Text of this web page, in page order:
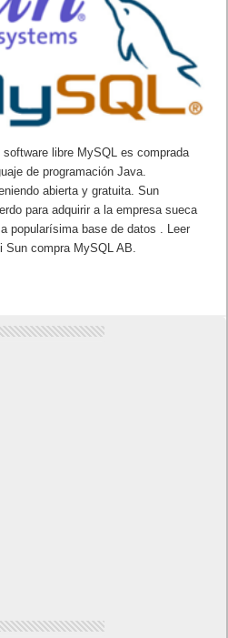
libre MySQL es comprada
de programación Java.
abierta y gratuita. Sun
para adquirir a la empresa sueca
popularísima base de datos . Leer
compra MySQL AB.